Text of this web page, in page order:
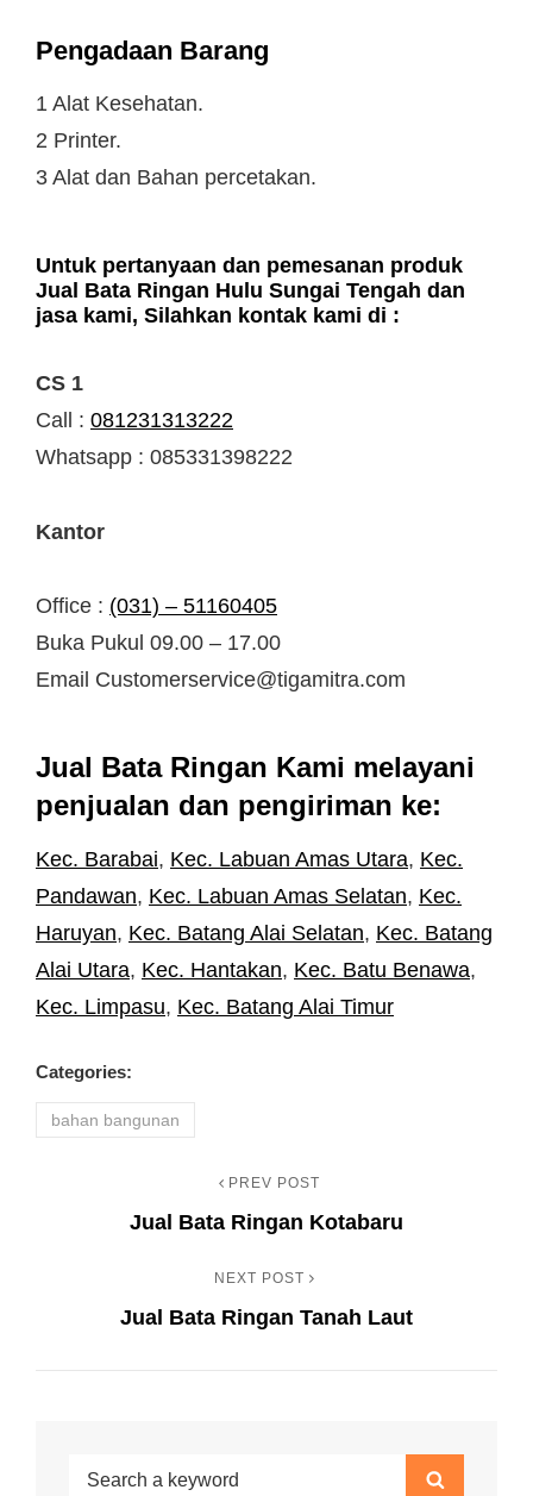
Pengadaan Barang
1 Alat Kesehatan.
2 Printer.
3 Alat dan Bahan percetakan.
Untuk pertanyaan dan pemesanan produk
Jual Bata Ringan Hulu Sungai Tengah dan
jasa kami, Silahkan kontak kami di :
CS 1
Call : 081231313222
Whatsapp : 085331398222
Kantor
Office : (031) – 51160405
Buka Pukul 09.00 – 17.00
Email Customerservice@tigamitra.com
Jual Bata Ringan Kami melayani
penjualan dan pengiriman ke:
Kec. Barabai, Kec. Labuan Amas Utara, Kec.
Pandawan, Kec. Labuan Amas Selatan, Kec.
Haruyan, Kec. Batang Alai Selatan, Kec. Batang
Alai Utara, Kec. Hantakan, Kec. Batu Benawa,
Kec. Limpasu, Kec. Batang Alai Timur
Categories:
bahan bangunan
PREV POST
Jual Bata Ringan Kotabaru
NEXT POST
Jual Bata Ringan Tanah Laut
Search